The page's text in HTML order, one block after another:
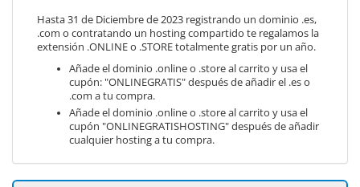
Hasta 31 de Diciembre de 2023 registrando un dominio .es,
.com o contratando un hosting compartido te regalamos la
extensión .ONLINE o .STORE totalmente gratis por un año.
Añade el dominio .online o .store al carrito y usa el
cupón: "ONLINEGRATIS" después de añadir el .es o
.com a tu compra.
Añade el dominio .online o .store al carrito y usa el
cupón "ONLINEGRATISHOSTING" después de añadir
cualquier hosting a tu compra.